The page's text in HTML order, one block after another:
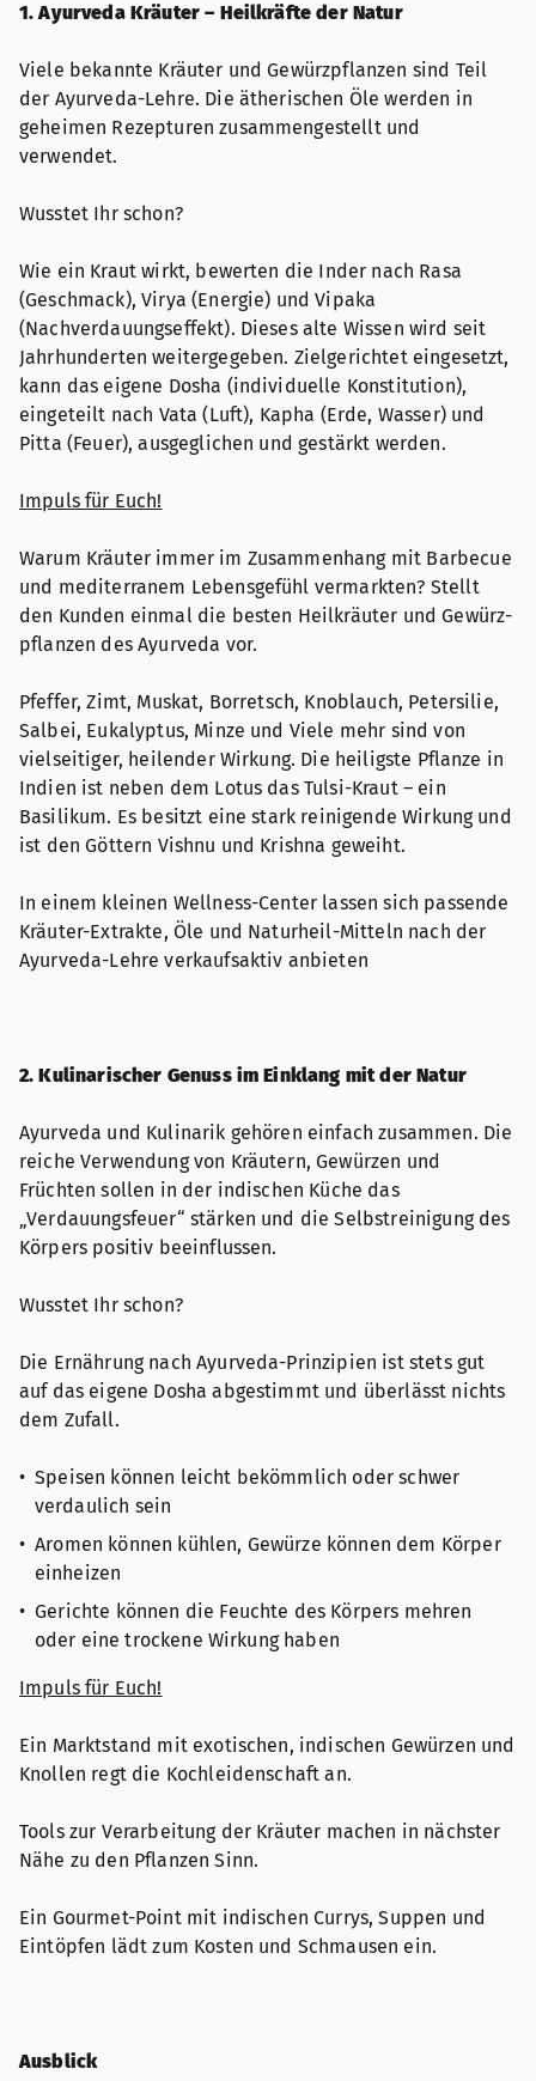
1. Ayurveda Kräuter – Heilkräfte der Natur
Viele bekannte Kräuter und Gewürzpflanzen sind Teil
der Ayurveda-Lehre. Die ätherischen Öle werden in
geheimen Rezepturen zusammengestellt und
verwendet.
Wusstet Ihr schon?
Wie ein Kraut wirkt, bewerten die Inder nach Rasa
(Geschmack), Virya (Energie) und Vipaka
(Nachverdauungseffekt). Dieses alte Wissen wird seit
Jahrhunderten weitergegeben. Zielgerichtet eingesetzt,
kann das eigene Dosha (individuelle Konstitution),
eingeteilt nach Vata (Luft), Kapha (Erde, Wasser) und
Pitta (Feuer), ausgeglichen und gestärkt werden.
Impuls für Euch!
Warum Kräuter immer im Zusammenhang mit Barbecue
und mediterranem Lebens­gefühl vermarkten? Stellt
den Kunden einmal die besten Heilkräuter und Gewürz­
pflanzen des Ayurveda vor.
Pfeffer, Zimt, Muskat, Borretsch, Knoblauch, Petersilie,
Salbei, Eukalyptus, Minze und Viele mehr sind von
vielseitiger, heilender Wirkung. Die heiligste Pflanze in
Indien ist neben dem Lotus das Tulsi-Kraut – ein
Basilikum. Es besitzt eine stark reinigende Wirkung und
ist den Göttern Vishnu und Krishna geweiht.
In einem kleinen Wellness-Center lassen sich passende
Kräuter-Extrakte, Öle und Naturheil-Mitteln nach der
Ayurveda-Lehre verkaufsaktiv anbieten
2. Kulinarischer Genuss im Einklang mit der Natur
Ayurveda und Kulinarik gehören einfach zusammen. Die
reiche Verwendung von Kräutern, Gewürzen und
Früchten sollen in der indischen Küche das
„Verdauungsfeuer“ stärken und die Selbstreinigung des
Körpers positiv beeinflussen.
Wusstet Ihr schon?
Die Ernährung nach Ayurveda-Prinzipien ist stets gut
auf das eigene Dosha abgestimmt und überlässt nichts
dem Zufall.
Speisen können leicht bekömmlich oder schwer
verdaulich sein
Aromen können kühlen, Gewürze können dem Körper
einheizen
Gerichte können die Feuchte des Körpers mehren
oder eine trockene Wirkung haben
Impuls für Euch!
Ein Marktstand mit exotischen, indischen Gewürzen und
Knollen regt die Kochleiden­schaft an.
Tools zur Verarbeitung der Kräuter machen in nächster
Nähe zu den Pflanzen Sinn.
Ein Gourmet-Point mit indischen Currys, Suppen und
Eintöpfen lädt zum Kosten und Schmausen ein.
Ausblick